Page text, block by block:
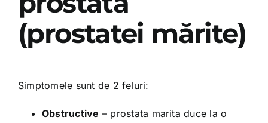
(prostatei mărite)
Simptomele sunt de 2 feluri:
Obstructive – prostata marita duce la o